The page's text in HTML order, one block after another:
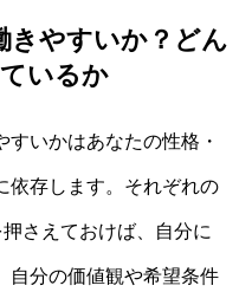
きやすいか？どん
いるか
いかはあなたの性格・
依存します。それぞれの
さえておけば、自分に
自分の価値観や希望条件